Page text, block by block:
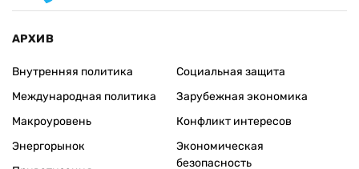
АРХИВ
Внутренняя политика
Международная политика
Макроуровень
Энергорынок
Социальная защита
Зарубежная экономика
Конфликт интересов
Экономическая
безопасность